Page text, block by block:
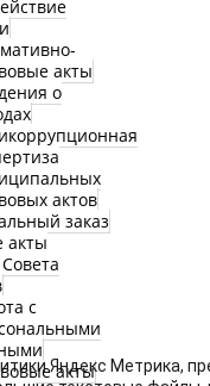
акты
о
актов
заказ
акты
с
акты
Яндекс Метрика,